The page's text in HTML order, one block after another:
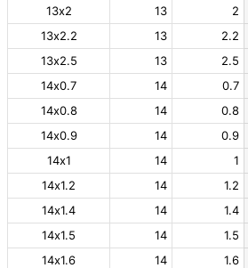
13х2
13 2
13х2.2
13 2.2
13х2.5
13 2.5
14х0.7
14 0.7
14х0.8
14 0.8
14х0.9
14 0.9
14х1
14 1
14х1.2
14 1.2
14х1.4
14 1.4
14х1.5
14 1.5
14х1.6
14 1.6